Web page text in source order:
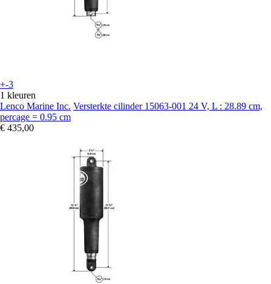
+-3
1 kleuren
Lenco Marine Inc. Versterkte cilinder 15063-001 24 V, L : 28.89 cm,
percage = 0.95 cm
€ 435,00